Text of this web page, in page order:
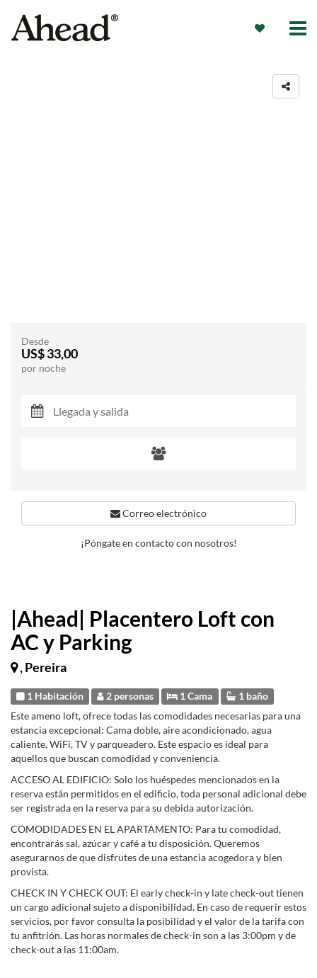
|Ahead| Placentero Loft con
AC y Parking
, Pereira
1 Habitación 2 personas 1 Cama 1 baño
Este ameno loft, ofrece todas las comodidades necesarias para una
estancia excepcional: Cama doble, aire acondicionado, agua
caliente, WiFi, TV y parqueadero. Este espacio es ideal para
aquellos que buscan comodidad y conveniencia.
ACCESO AL EDIFICIO: Solo los huéspedes mencionados en la
reserva están permitidos en el edificio, toda personal adicional debe
ser registrada en la reserva para su debida autorización.
COMODIDADES EN EL APARTAMENTO: Para tu comodidad,
encontrarás sal, azúcar y café a tu disposición. Queremos
asegurarnos de que disfrutes de una estancia acogedora y bien
provista.
CHECK IN Y CHECK OUT: El early check-in y late check-out tienen
un cargo adicional sujeto a disponibilidad. En caso de requerir estos
servicios, por favor consulta la posibilidad y el valor de la tarifa con
tu anfitrión. Las horas normales de check-in son a las 3:00pm y de
check-out a las 11:00am.
Desde
US$ 33,00
por noche
Correo electrónico
¡Póngate en contacto con nosotros!